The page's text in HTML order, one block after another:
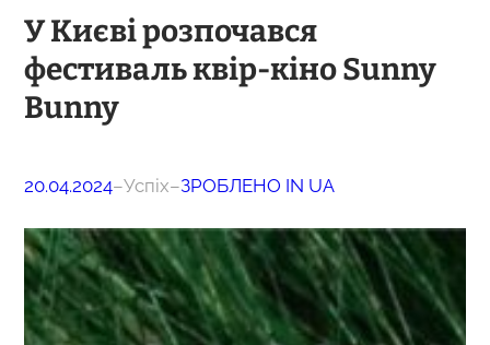
У Києві розпочався
фестиваль квір-кіно Sunny
Bunny
20.04.2024–Успіх–ЗРОБЛЕНО IN UA